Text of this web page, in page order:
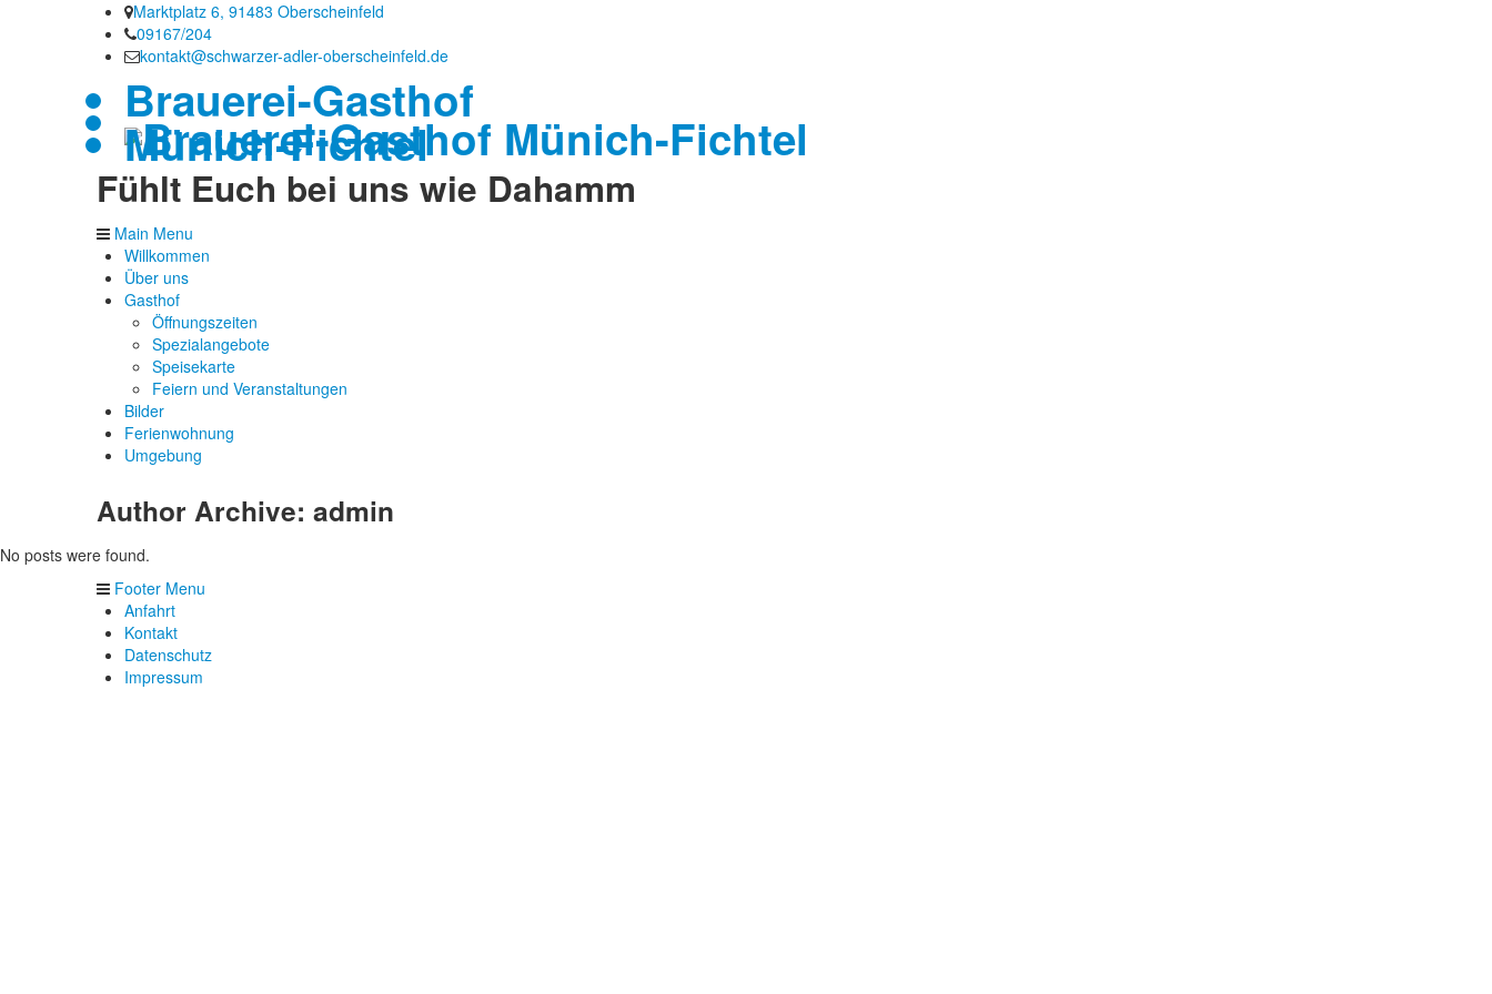
Marktplatz 6, 91483 Oberscheinfeld
09167/204
kontakt@schwarzer-adler-oberscheinfeld.de
Brauerei-Gasthof
Münich-Fichtel
Fühlt Euch bei uns wie Dahamm
Main Menu
Willkommen
Über uns
Gasthof
Öffnungszeiten
Spezialangebote
Speisekarte
Feiern und Veranstaltungen
Bilder
Ferienwohnung
Umgebung
Author Archive: admin
No posts were found.
Footer Menu
Anfahrt
Kontakt
Datenschutz
Impressum